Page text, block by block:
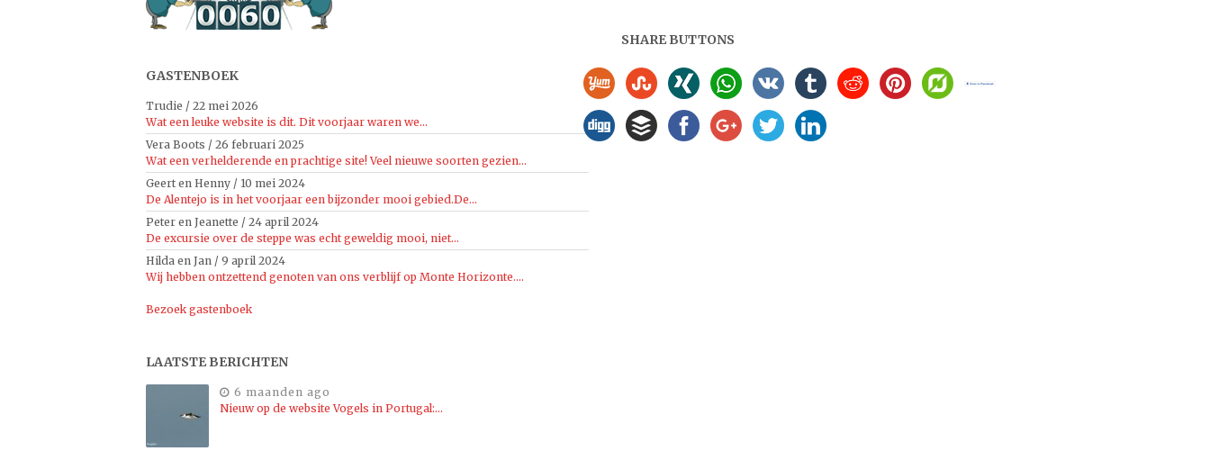
GASTENBOEK
Trudie / 22 mei 2026
Wat een leuke website is dit. Dit voorjaar waren we...
Vera Boots / 26 februari 2025
Wat een verhelderende en prachtige site! Veel nieuwe soorten gezien...
Geert en Henny / 10 mei 2024
De Alentejo is in het voorjaar een bijzonder mooi gebied.De...
Peter en Jeanette / 24 april 2024
De excursie over de steppe was echt geweldig mooi, niet...
Hilda en Jan / 9 april 2024
Wij hebben ontzettend genoten van ons verblijf op Monte Horizonte....
Bezoek gastenboek
LAATSTE BERICHTEN
6 maanden ago
Nieuw op de website Vogels in Portugal:…
SHARE BUTTONS